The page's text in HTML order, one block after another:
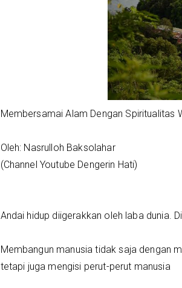
Membersamai Alam Dengan Spiritualitas
Oleh: Nasrulloh Baksolahar
(Channel Youtube Dengerin Hati)
Andai hidup diigerakkan oleh laba dunia.
Membangun manusia tidak saja dengan
tetapi juga mengisi perut-perut manusia